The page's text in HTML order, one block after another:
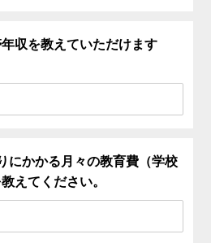
収を教えていただけます
にかかる月々の教育費（学校
えてください。